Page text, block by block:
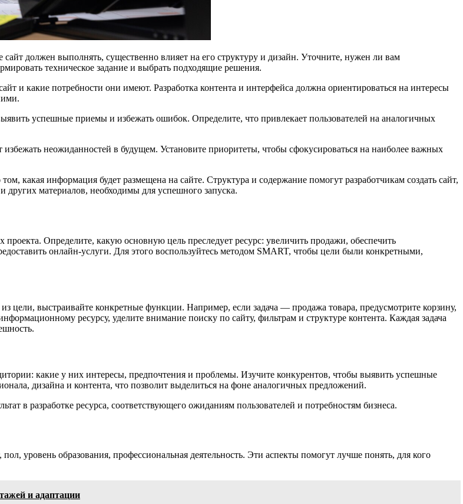
должен выполнять, существенно влияет на его структуру и дизайн. Уточните, нужен ли вам
техническое задание и выбрать подходящие решения.
и какие потребности они имеют. Разработка контента и интерфейса должна ориентироваться на интересы
успешные приемы и избежать ошибок. Определите, что привлекает пользователей на аналогичных
избежать неожиданностей в будущем. Установите приоритеты, чтобы сфокусироваться на наиболее важных
какая информация будет размещена на сайте. Структура и содержание помогут разработчикам создать сайт,
материалов, необходимы для успешного запуска.
Определите, какую основную цель преследует ресурс: увеличить продажи, обеспечить
онлайн-услуги. Для этого воспользуйтесь методом SMART, чтобы цели были конкретными,
цели, выстраивайте конкретные функции. Например, если задача — продажа товара, предусмотрите корзину,
ресурсу, уделите внимание поиску по сайту, фильтрам и структуре контента. Каждая задача
какие у них интересы, предпочтения и проблемы. Изучите конкурентов, чтобы выявить успешные
дизайна и контента, что позволит выделиться на фоне аналогичных предложений.
в разработке ресурса, соответствующего ожиданиям пользователей и потребностям бизнеса.
уровень образования, профессиональная деятельность. Эти аспекты помогут лучше понять, для кого
и адаптации